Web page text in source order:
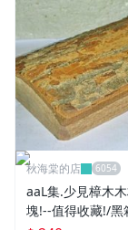
秋海棠的店
aaL集.少見樟木
塊!--值得收藏!/黑